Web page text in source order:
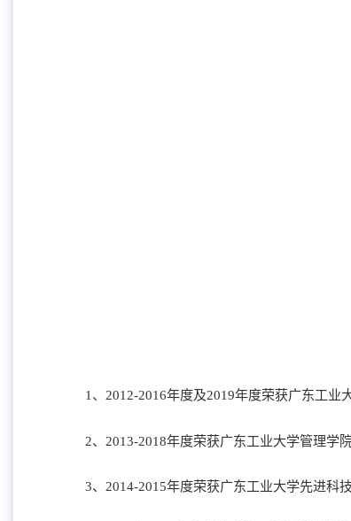
1、2012-2016年度及2019年度荣获广东工业
2、2013-2018年度荣获广东工业大学管理学
3、2014-2015年度荣获广东工业大学先进科